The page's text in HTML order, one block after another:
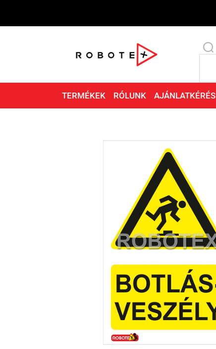
TERMÉKEK RÓLUNK AJÁNLATKÉRÉS